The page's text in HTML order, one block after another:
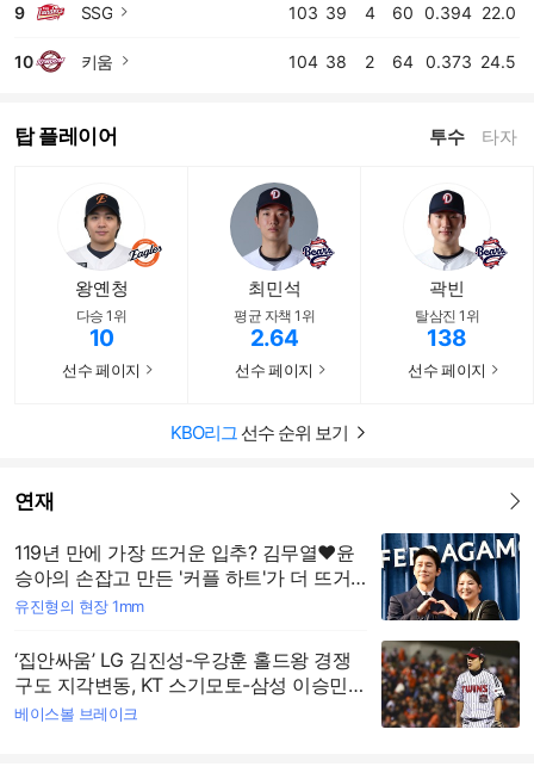
9 SSG 103 39 4 60 0.394 22.0
10 키움 104 38 2 64 0.373 24.5
탑 플레이어 투수 타자
왕옌청
다승 1위
10
선수 페이지
최민석
평균 자책 1위
2.64
선수 페이지
곽빈
탈삼진 1위
138
선수 페이지
KBO리그 선수 순위 보기
연재
119년 만에 가장 뜨거운 입추? 김무열♥윤
승아의 손잡고 만든 '커플 하트'가 더 뜨거
웠다
유진형의 현장 1mm
‘집안싸움’ LG 김진성-우강훈 홀드왕 경쟁
구도 지각변동, KT 스기모토-삼성 이승민
급부상
베이스볼 브레이크